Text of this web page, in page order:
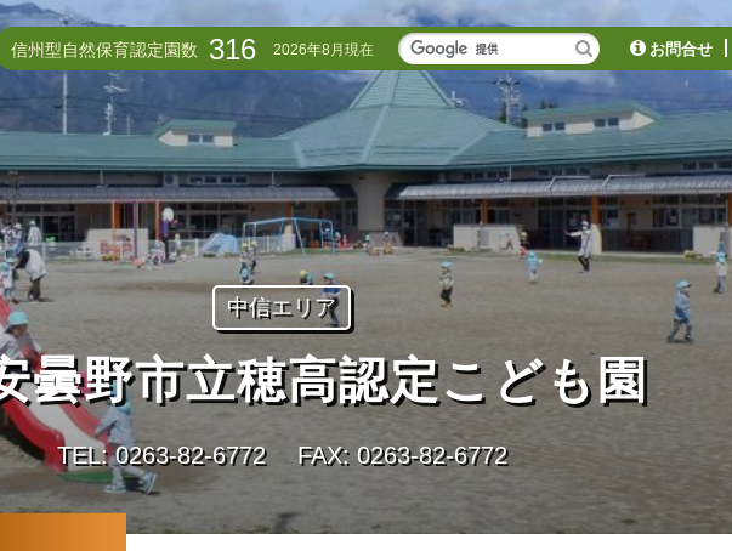
信州型自然保育認定園数 316 2026年8月現在 お問合せ
中信エリア
曇野市立穂高認定こども園
TEL: 0263-82-6772 FAX: 0263-82-6772